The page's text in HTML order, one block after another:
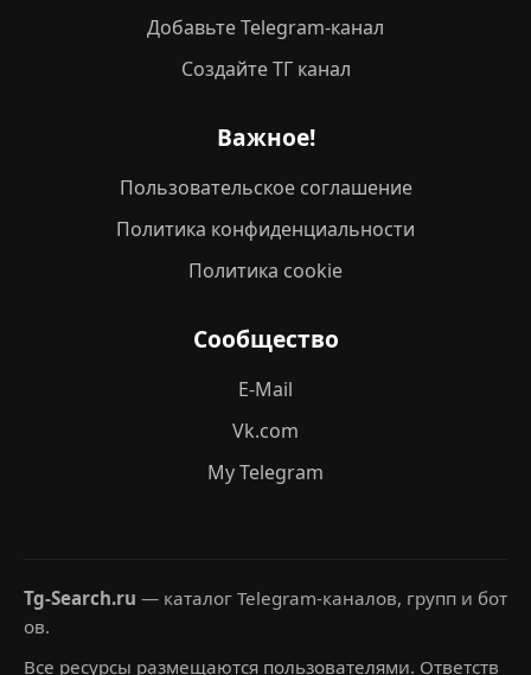
Добавьте Telegram-канал
Создайте ТГ канал
Важное!
Пользовательское соглашение
Политика конфиденциальности
Политика cookie
Сообщество
E-Mail
Vk.com
My Telegram
Tg-Search.ru — каталог Telegram-каналов, групп и бот
ов.
Все ресурсы размещаются пользователями. Ответств